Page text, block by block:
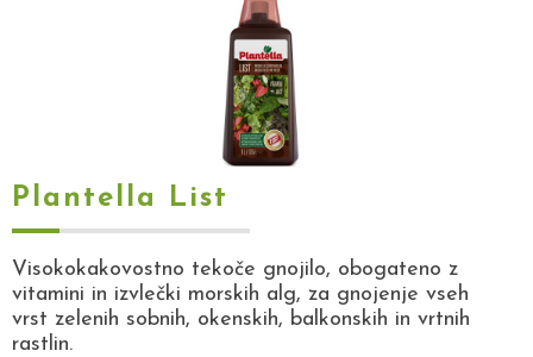
Plantella List
Visokokakovostno tekoče gnojilo, obogateno z
vitamini in izvlečki morskih alg, za gnojenje vseh
vrst zelenih sobnih, okenskih, balkonskih in vrtnih
rastlin.